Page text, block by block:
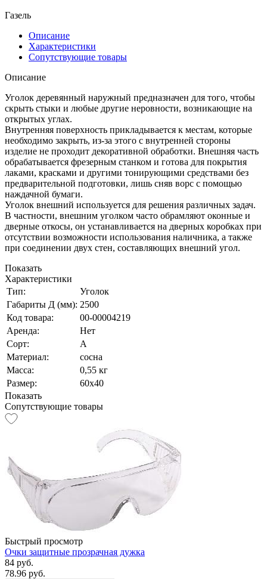
Газель
Описание
Характеристики
Сопутствующие товары
Описание
Уголок деревянный наружный предназначен для того, чтобы
скрыть стыки и любые другие неровности, возникающие на
открытых углах.
Внутренняя поверхность прикладывается к местам, которые
необходимо закрыть, из-за этого с внутренней стороны
изделие не проходит декоративной обработки. Внешняя часть
обрабатывается фрезерным станком и готова для покрытия
лаками, красками и другими тонирующими средствами без
предварительной подготовки, лишь сняв ворс с помощью
наждачной бумаги.
Уголок внешний используется для решения различных задач.
В частности, внешним уголком часто обрамляют оконные и
дверные откосы, он устанавливается на дверных коробках при
отсутствии возможности использования наличника, а также
при соединении двух стен, составляющих внешний угол.
Показать
Характеристики
Тип:
Уголок
Габариты Д (мм): 2500
Код товара:
00-00004219
Аренда:
Нет
Сорт:
А
Материал:
сосна
Масса:
0,55 кг
Размер:
60х40
Показать
Сопутствующие товары
Быстрый просмотр
Очки защитные прозрачная дужка
84 руб.
78.96 руб.